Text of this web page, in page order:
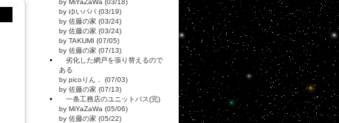
by MiYaZaWa (03/18)
by ゆいパパ (03/19)
by 佐藤の家 (03/24)
by 佐藤の家 (03/24)
by TAKUMI (07/05)
by 佐藤の家 (07/13)
劣化した網戸を張り替えるので
ある
by picoりん． (07/03)
by 佐藤の家 (07/13)
一条工務店のユニットバス(完)
by MiYaZaWa (05/06)
by 佐藤の家 (05/22)